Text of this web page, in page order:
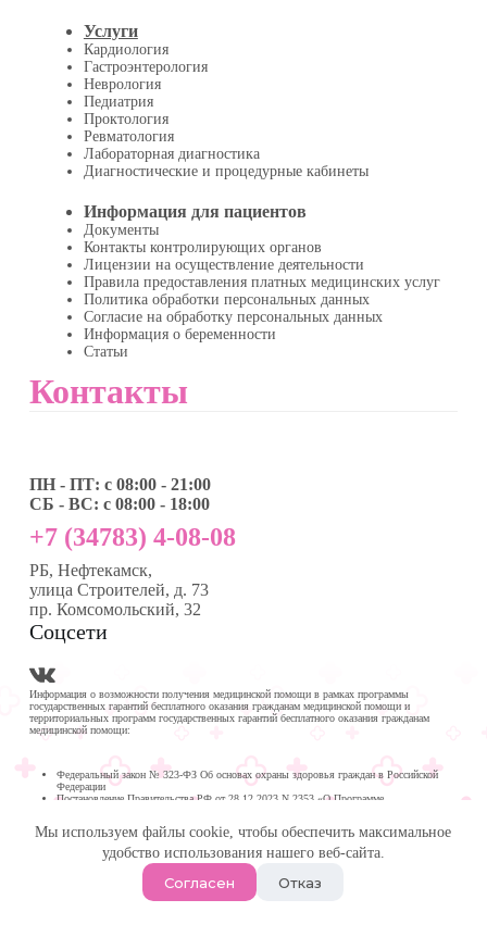
Мы используем файлы cookie, чтобы обеспечить максимальное
удобство использования нашего веб-сайта.
Согласен Отказ
Услуги
Кардиология
Гастроэнтерология
Неврология
Педиатрия
Проктология
Ревматология
Лабораторная диагностика
Диагностические и процедурные кабинеты
Информация для пациентов
Документы
Контакты контролирующих органов
Лицензии на осуществление деятельности
Правила предоставления платных медицинских услуг
Политика обработки персональных данных
Согласие на обработку персональных данных
Информация о беременности
Статьи
Контакты
ПН - ПТ: с 08:00 - 21:00
СБ - ВС: с 08:00 - 18:00
+7 (34783) 4-08-08
РБ, Нефтекамск,
улица Строителей, д. 73
пр. Комсомольский, 32
Соцсети
Информация о возможности получения медицинской помощи в рамках программы
государственных гарантий бесплатного оказания гражданам медицинской помощи и
территориальных программ государственных гарантий бесплатного оказания гражданам
медицинской помощи:
Федеральный закон № 323-ФЗ Об основах охраны здоровья граждан в Российской
Федерации
Постановление Правительства РФ от 28.12.2023 N 2353 «О Программе
Программа государственных гарантий бесплатного оказания гражданам медицинской
Республике Башкортостан на 2024 год и на плановый период 2025 и 2026 годов
Медика Плюс
| Многопрофильная клиника в